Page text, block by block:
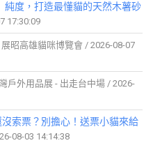
度，打造最懂貓的天然木薯砂
17:30:09
展昭高雄貓咪博覽會 / 2026-08-07
戶外用品展 - 出走台中場 / 2026-
索票？別擔心！送票小貓來給
08-03 14:14:38